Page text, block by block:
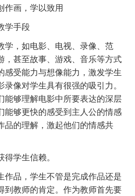
作画，学以致用
学手段
学，如电影、电视、录像、范
，甚至故事、游戏、音乐等方式
感受能力与想像能力，激发学生
像对学生具有很强的吸引力。
能够理解电影中所要表达的深层
能够更快的感受到主人公的情感
品的理解，激起他们的情感共
得学生信赖。
作品，学生不管是完成作品还是
到教师的肯定。作为教师首先要